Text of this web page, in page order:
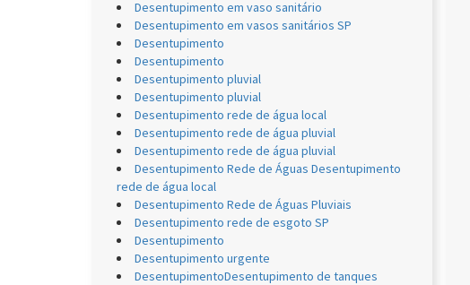
Desentupimento em vaso sanitário
Desentupimento em vasos sanitários SP
Desentupimento
Desentupimento
Desentupimento pluvial
Desentupimento pluvial
Desentupimento rede de água local
Desentupimento rede de água pluvial
Desentupimento rede de água pluvial
Desentupimento Rede de Águas Desentupimento
rede de água local
Desentupimento Rede de Águas Pluviais
Desentupimento rede de esgoto SP
Desentupimento
Desentupimento urgente
DesentupimentoDesentupimento de tanques